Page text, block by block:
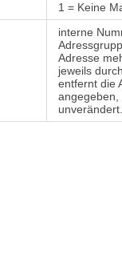
1 = Keine
interne
Adresse
jeweils
entfernt die